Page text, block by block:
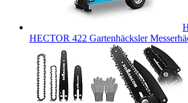
HECTOR 422 Gartenhäcksler